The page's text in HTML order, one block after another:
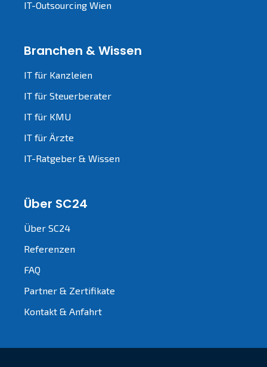
IT-Outsourcing Wien
Branchen & Wissen
IT für Kanzleien
IT für Steuerberater
IT für KMU
IT für Ärzte
IT-Ratgeber & Wissen
Über SC24
Über SC24
Referenzen
FAQ
Partner & Zertifikate
Kontakt & Anfahrt